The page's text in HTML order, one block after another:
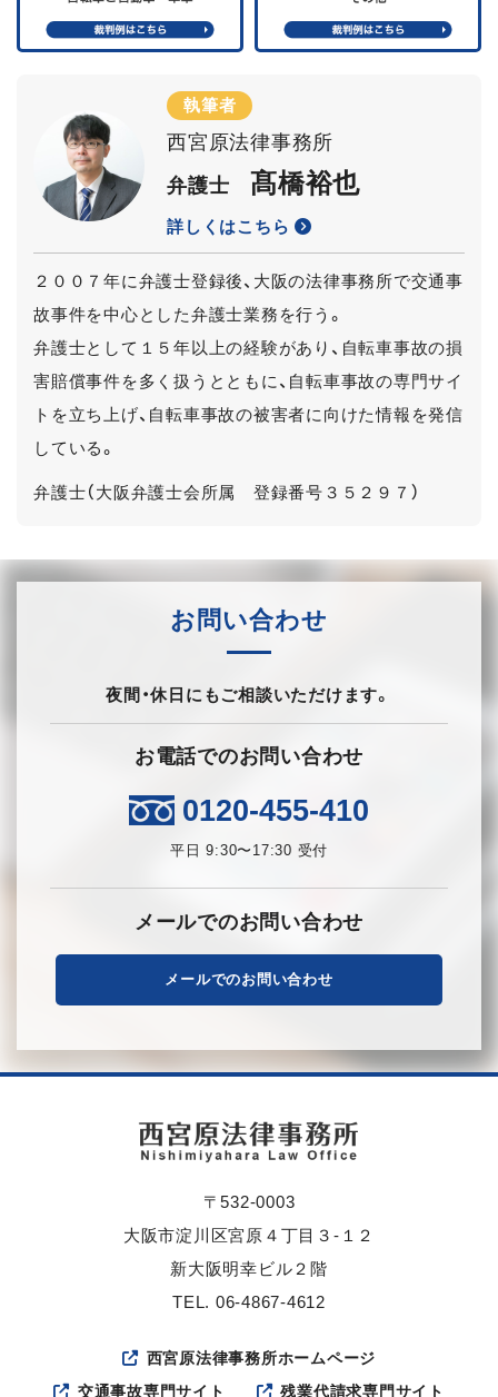
執筆者
西宮原法律事務所
弁護士 髙橋裕也
詳しくはこちら
２００７年に弁護士登録後、大阪の法律事務所で交通事
故事件を中心とした弁護士業務を行う。
弁護士として１５年以上の経験があり、自転車事故の損
害賠償事件を多く扱うとともに、自転車事故の専門サイ
トを立ち上げ、自転車事故の被害者に向けた情報を発信
している。
弁護士（大阪弁護士会所属 登録番号３５２９７）
お問い合わせ
夜間・休日にもご相談いただけます。
お電話でのお問い合わせ
0120-455-410
平日 9:30〜17:30 受付
メールでのお問い合わせ
メールでのお問い合わせ
〒532-0003
大阪市淀川区宮原４丁目３-１２
新大阪明幸ビル２階
TEL. 06-4867-4612
西宮原法律事務所ホームページ
交通事故専門サイト
残業代請求専門サイト